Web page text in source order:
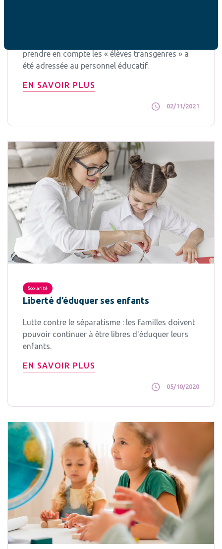
prendre en compte les « élèves transgenres » a
été adressée au personnel éducatif.
EN SAVOIR PLUS
02/11/2021
Scolarité
Liberté d’éduquer ses enfants
Lutte contre le séparatisme : les familles doivent
pouvoir continuer à être libres d'éduquer leurs
enfants.
EN SAVOIR PLUS
05/10/2020